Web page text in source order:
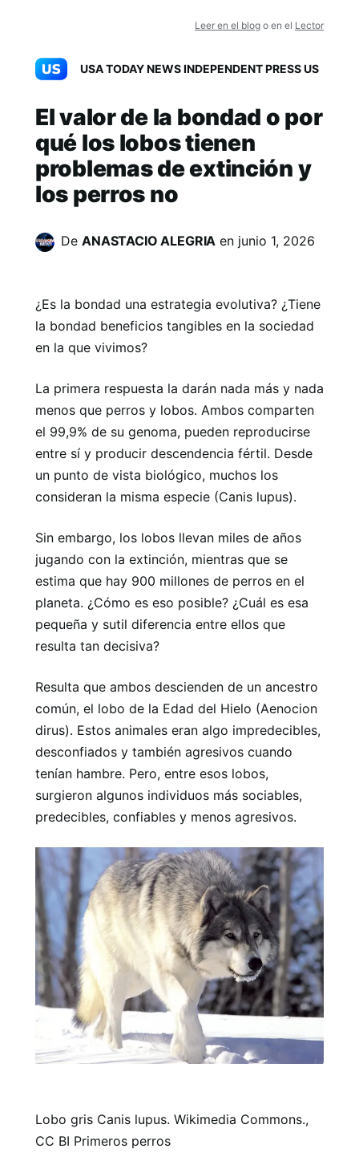
Leer en el blog o en el Lector
USA TODAY NEWS INDEPENDENT PRESS US
El valor de la bondad o por
qué los lobos tienen
problemas de extinción y
los perros no
De ANASTACIO ALEGRIA en junio 1, 2026
¿Es la bondad una estrategia evolutiva? ¿Tiene
la bondad beneficios tangibles en la sociedad
en la que vivimos?
La primera respuesta la darán nada más y nada
menos que perros y lobos. Ambos comparten
el 99,9% de su genoma, pueden reproducirse
entre sí y producir descendencia fértil. Desde
un punto de vista biológico, muchos los
consideran la misma especie (Canis lupus).
Sin embargo, los lobos llevan miles de años
jugando con la extinción, mientras que se
estima que hay 900 millones de perros en el
planeta. ¿Cómo es eso posible? ¿Cuál es esa
pequeña y sutil diferencia entre ellos que
resulta tan decisiva?
Resulta que ambos descienden de un ancestro
común, el lobo de la Edad del Hielo (Aenocion
dirus). Estos animales eran algo impredecibles,
desconfiados y también agresivos cuando
tenían hambre. Pero, entre esos lobos,
surgieron algunos individuos más sociables,
predecibles, confiables y menos agresivos.
Lobo gris Canis lupus. Wikimedia Commons.,
CC BI Primeros perros